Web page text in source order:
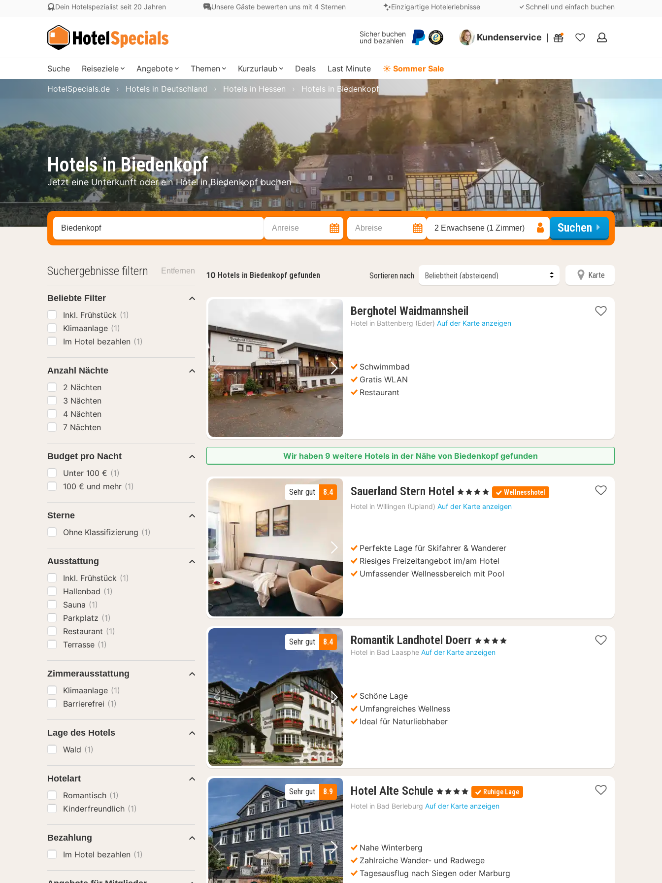
Dein Hotelspezialist seit 20 Jahren Unsere Gäste bewerten uns mit 4 Sternen Einzigartige Hotelerlebnisse Schnell und einfach buchen
Sicher buchen
und bezahlen
Kundenservice
Meine
Suche Reiseziele Angebote Themen Kurzurlaub Deals Last Minute ☀️ Sommer Sale
Hotels in Biedenkopf
Jetzt eine Unterkunft oder ein Hotel in Biedenkopf buchen
HotelSpecials.de Hotels in Deutschland Hotels in Hessen Hotels in Biedenkopf
Stadt, Region oder Hotel suchen Anreise Abreise 2 Erwachsene (1 Zimmer) Suchen
10 Hotels in Biedenkopf gefunden Sortieren nach Karte
Vorheriges Bild Nächstes Bild
Berghotel Waidmannsheil
Nacht
Hotel in Battenberg (Eder) Auf der Karte anzeigen
Schwimmbad
Gratis WLAN
Restaurant
Wir haben 9 weitere Hotels in der Nähe von Biedenkopf gefunden
Vorheriges Bild Nächstes Bild
8.4
Sehr gut Sauerland Stern Hotel 2
Nächte
ab
, 4 Sterne Wellnesshotel
Hotel in Willingen (Upland) Auf der Karte anzeigen
Perfekte Lage für Skifahrer & Wanderer
Riesiges Freizeitangebot im/am Hotel
Umfassender Wellnessbereich mit Pool
Vorheriges Bild Nächstes Bild
8.4
Sehr gut Romantik Landhotel Doerr 1
Nacht
, 4 Sterne
Hotel in Bad Laasphe Auf der Karte anzeigen
Schöne Lage
Umfangreiches Wellness
Ideal für Naturliebhaber
Vorheriges Bild Nächstes Bild
8.9
Sehr gut Hotel Alte Schule 2
Nächte
ab
, 4 Sterne Ruhige Lage
Hotel in Bad Berleburg Auf der Karte anzeigen
Nahe Winterberg
Zahlreiche Wander- und Radwege
Tagesausflug nach Siegen oder Marburg
Suchergebnisse filtern Entfernen
Beliebte Filter
Inkl. Frühstück (1)
Klimaanlage (1)
Im Hotel bezahlen (1)
Anzahl Nächte
2 Nächten
3 Nächten
4 Nächten
7 Nächten
Budget pro Nacht
Unter 100 € (1)
100 € und mehr (1)
Sterne
Ohne Klassifizierung (1)
Ausstattung
Inkl. Frühstück (1)
Hallenbad (1)
Sauna (1)
Parkplatz (1)
Restaurant (1)
Terrasse (1)
Zimmerausstattung
Klimaanlage (1)
Barrierefrei (1)
Lage des Hotels
Wald (1)
Hotelart
Romantisch (1)
Kinderfreundlich (1)
Bezahlung
Im Hotel bezahlen (1)